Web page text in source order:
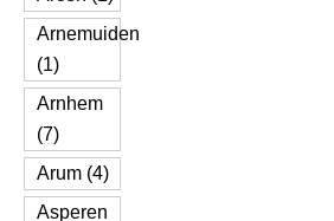
Arnemuiden
(1)
Arnhem
(7)
Arum (4)
Asperen